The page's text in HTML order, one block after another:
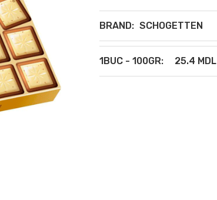
BRAND: SCHOGETTEN
1BUC - 100GR: 25.4 MDL